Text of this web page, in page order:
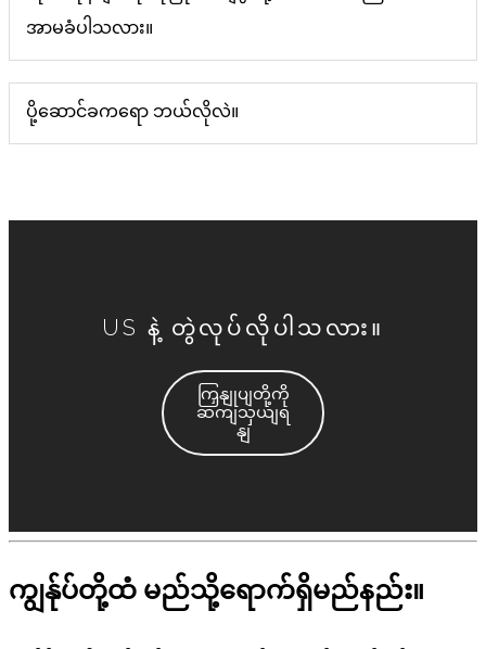
အာမခံပါသလား။
ပို့ဆောင်ခကရော ဘယ်လိုလဲ။
US နဲ့ တွဲလုပ်လိုပါသလား။
ကြှနျုပျတို့ကို
ဆကျသှယျရ
နျ
ကျွန်ုပ်တို့ထံ မည်သို့ရောက်ရှိမည်နည်း။